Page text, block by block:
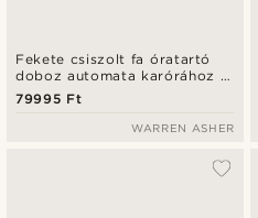
Fekete csiszolt fa óratartó
doboz automata karórához -
5 órának
79995 Ft
WARREN ASHER